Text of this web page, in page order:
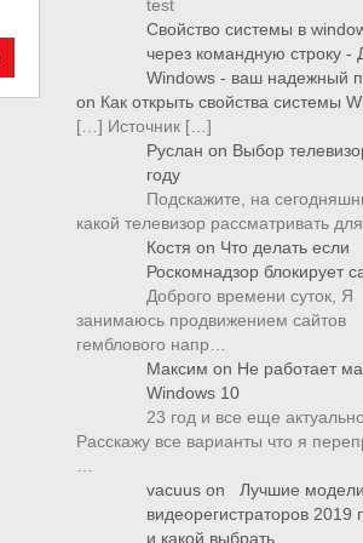
test
Свойство системы в
через командную строку -
Windows - ваш надежный
on Как открыть свойства системы
[…] Источник […]
Руслан on Выбор
году
Подскажите, на
какой телевизор рассматривать
Костя on Что делать если
Роскомнадзор блокирует
Доброго времени суток, Я
занимаюсь продвижением сайтов
гемблового напр…
Максим on Не работает
Windows 10
23 год и все еще актуально.
Расскажу все варианты что я
vacuus on
Лучшие модели
видеорегистраторов 2019
и какой выбрать